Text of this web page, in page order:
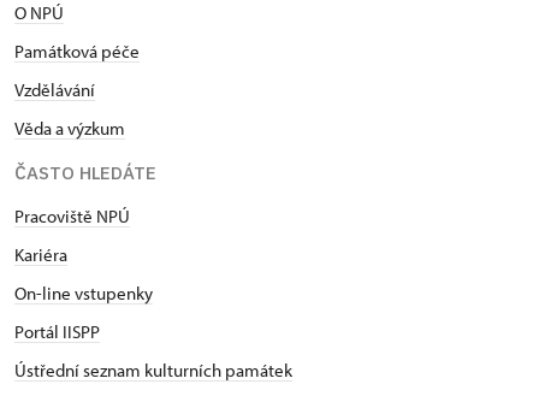
O NPÚ
Památková péče
Vzdělávání
Věda a výzkum
ČASTO HLEDÁTE
Pracoviště NPÚ
Kariéra
On-line vstupenky
Portál IISPP
Ústřední seznam kulturních památek